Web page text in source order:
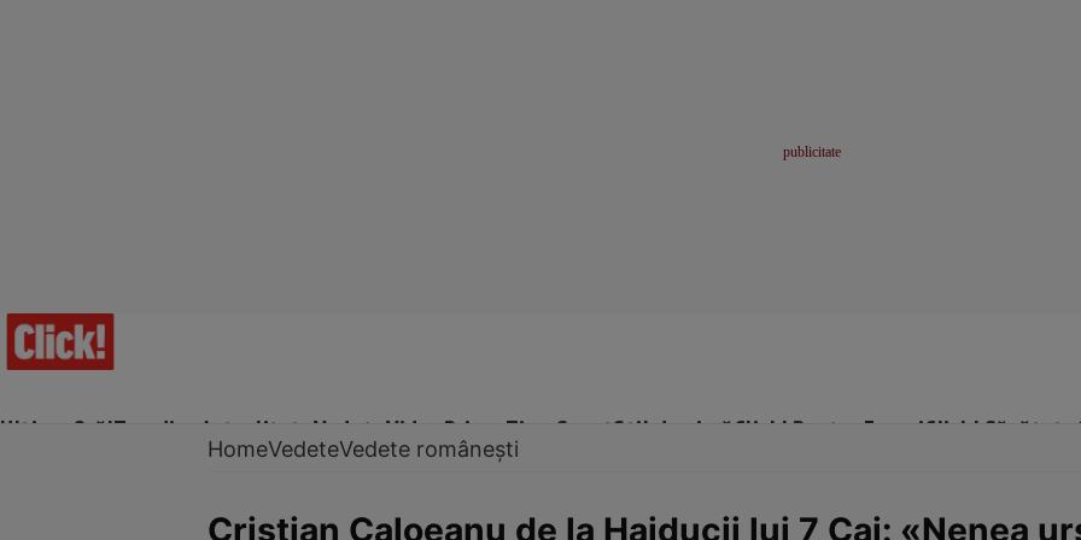
Ultima Oră!Trending Actualitate Vedete Video Prime Time SportStil de viațăClick! Pentru FemeiClick! Sănătate
HomeVedeteVedete românești
Cristian Caloeanu de la Haiducii lui 7 Cai: «Nenea